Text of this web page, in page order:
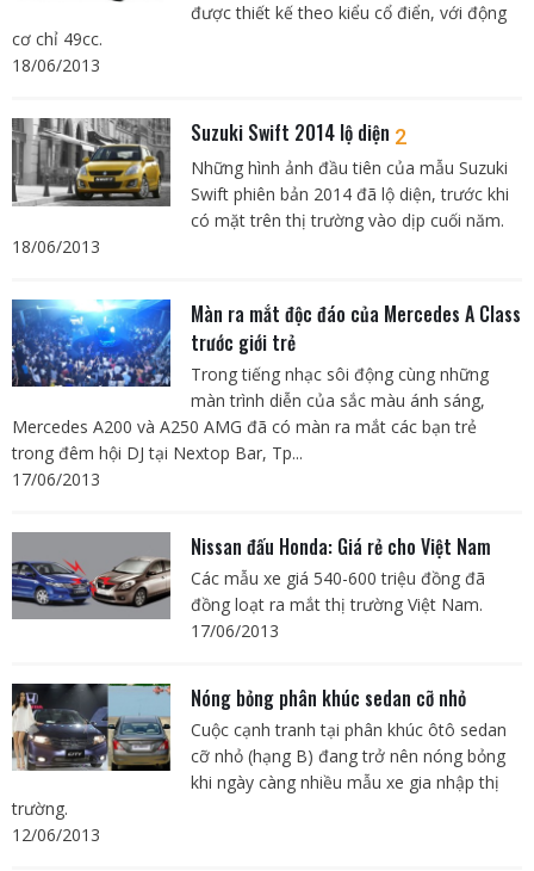
được thiết kế theo kiểu cổ điển, với động
cơ chỉ 49cc.
18/06/2013
Suzuki Swift 2014 lộ diện 2
Những hình ảnh đầu tiên của mẫu Suzuki
Swift phiên bản 2014 đã lộ diện, trước khi
có mặt trên thị trường vào dịp cuối năm.
18/06/2013
Màn ra mắt độc đáo của Mercedes A Class
trước giới trẻ
Trong tiếng nhạc sôi động cùng những
màn trình diễn của sắc màu ánh sáng,
Mercedes A200 và A250 AMG đã có màn ra mắt các bạn trẻ
trong đêm hội DJ tại Nextop Bar, Tp...
17/06/2013
Nissan đấu Honda: Giá rẻ cho Việt Nam
Các mẫu xe giá 540-600 triệu đồng đã
đồng loạt ra mắt thị trường Việt Nam.
17/06/2013
Nóng bỏng phân khúc sedan cỡ nhỏ
Cuộc cạnh tranh tại phân khúc ôtô sedan
cỡ nhỏ (hạng B) đang trở nên nóng bỏng
khi ngày càng nhiều mẫu xe gia nhập thị
trường.
12/06/2013